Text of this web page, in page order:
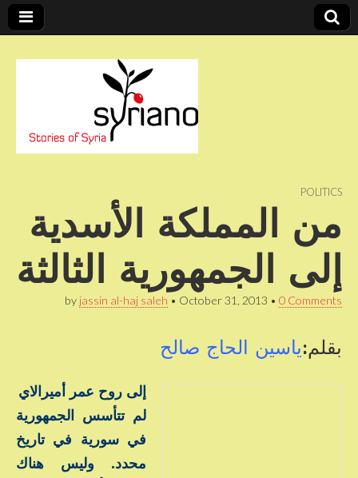
syriano POLITICS
من المملكة الأسدية
إلى الجمهورية الثالثة
by jassin al-haj saleh • October 31, 2013 • 0 Comments
بقلم:ياسين الحاج صالح
إلى روح عمر أميرالاي
لم تتأسس الجمهورية
في سورية في تاريخ
محدد. وليس هناك